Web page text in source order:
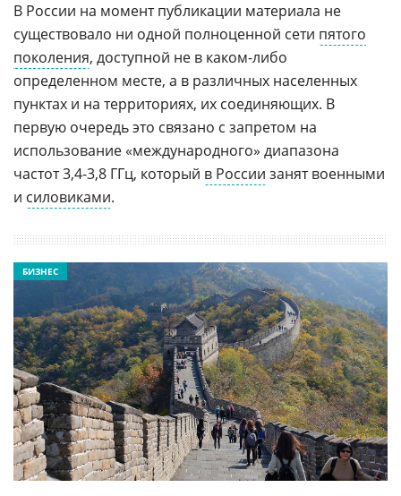
В России на момент публикации материала не
существовало ни одной полноценной сети пятого
поколения, доступной не в каком-либо
определенном месте, а в различных населенных
пунктах и на территориях, их соединяющих. В
первую очередь это связано с запретом на
использование «международного» диапазона
частот 3,4-3,8 ГГц, который в России занят военными
и силовиками.
БИЗНЕС